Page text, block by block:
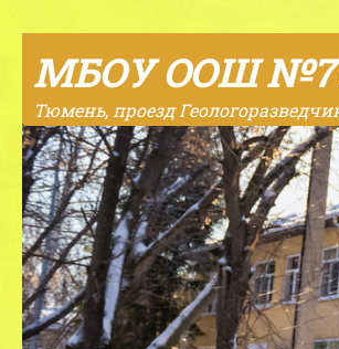
Skip to content
МБОУ ООШ
Тюмень, проезд